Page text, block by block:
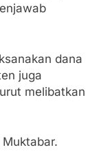
dana
juga
melibatkan